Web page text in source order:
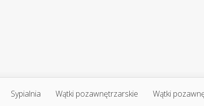
Sypialnia Wątki pozawnętrzarskie Wątki